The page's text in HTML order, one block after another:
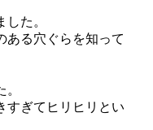
た。
る穴ぐらを知って
すぎてヒリヒリとい